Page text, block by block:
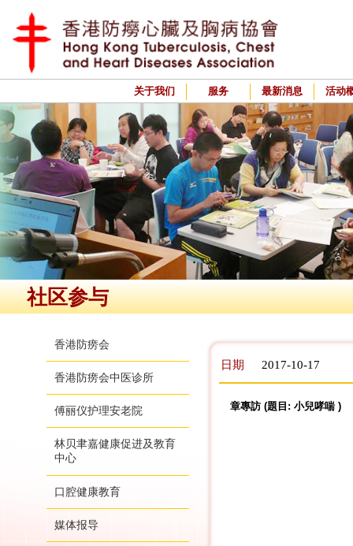
关于我们 服务 最新消息 活动
社区参与
香港防痨会
香港防痨会中医诊所
傅丽仪护理安老院
林贝聿嘉健康促进及教育
中心
口腔健康教育
媒体报导
日期 2017-10-17
章專訪 (題目: 小兒哮喘 )